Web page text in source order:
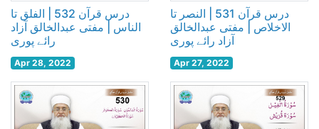
درس قرآن 532 | الفلق تا
الناس | مفتی عبدالخالق آزاد
رائے پوری
Apr 28, 2022
درس قرآن 531 | النصر تا
الاخلاص | مفتی عبدالخالق
آزاد رائے پوری
Apr 27, 2022